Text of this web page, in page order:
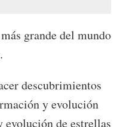
grande del mundo
descubrimientos
y evolución
de estrellas